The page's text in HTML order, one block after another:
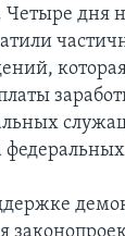
Четыре дня